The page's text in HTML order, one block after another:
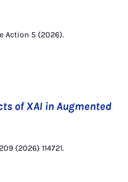
Action 5 (2026).
of XAI in Augmented
(2026) 114721.